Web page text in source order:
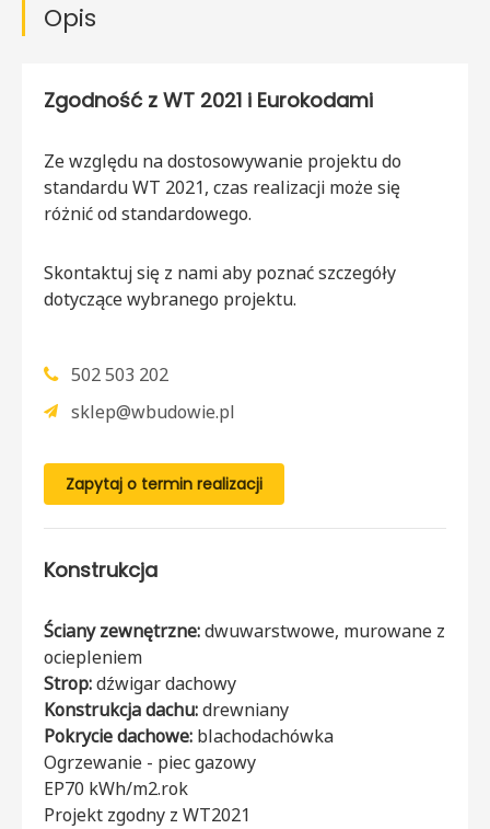
Opis
Zgodność z WT 2021 i Eurokodami
Ze względu na dostosowywanie projektu do
standardu WT 2021, czas realizacji może się
różnić od standardowego.
Skontaktuj się z nami aby poznać szczegóły
dotyczące wybranego projektu.
502 503 202
sklep@wbudowie.pl
Zapytaj o termin realizacji
Konstrukcja
Ściany zewnętrzne:dwuwarstwowe, murowane z
ociepleniem
Strop:dźwigar dachowy
Konstrukcja dachu:drewniany
Pokrycie dachowe: blachodachówka
Ogrzewanie - piec gazowy
EP70 kWh/m2.rok
Projekt zgodny z WT2021